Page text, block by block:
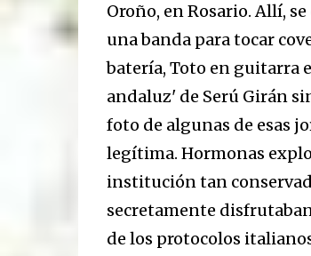
Oroño, en Rosario. Allí,
una banda para tocar
batería, Toto en guitarra
andaluz' de Serú Girán
foto de algunas de esas
legítima. Hormonas
institución tan
secretamente
de los protocolos